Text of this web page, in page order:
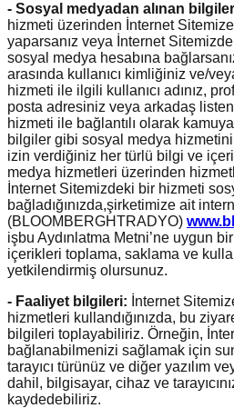
- Sosyal medyadan alınan
hizmeti üzerinden İnternet
yaparsanız veya İnternet
sosyal medya hesabına
arasında kullanıcı kimliğiniz ve/
hizmeti ile ilgili kullanıcı adınız,
posta adresiniz veya arkadaş
hizmeti ile bağlantılı olarak
bilgiler gibi sosyal medya
izin verdiğiniz her türlü bilgi ve
medya hizmetleri üzerinden
İnternet Sitemizdeki bir hizmeti
bağladığınızda,şirketimize ait
(BLOOMBERGHTRADYO)
işbu Aydınlatma Metni’ne uygun
içerikleri toplama, saklama ve
yetkilendirmiş olursunuz.
- Faaliyet bilgileri: İnternet
hizmetleri kullandığınızda, bu
bilgileri toplayabiliriz. Örneğin,
bağlanabilmenizi sağlamak için
tarayıcı türünüz ve diğer yazılım
dahil, bilgisayar, cihaz ve
kaydedebiliriz.